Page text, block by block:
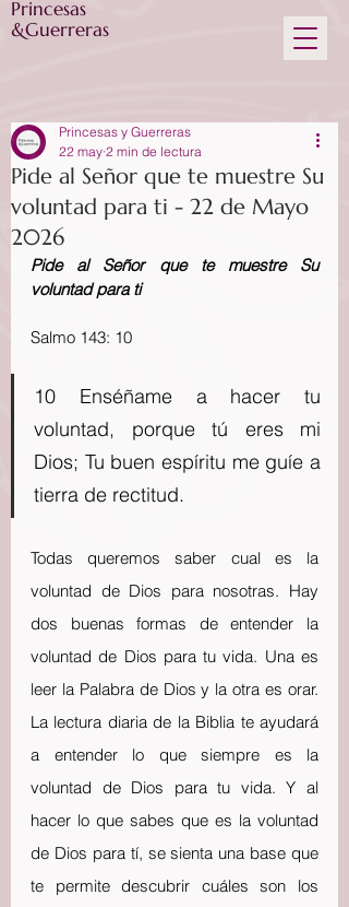
Princesas
&Guerreras
Pide al Señor que te muestre Su
voluntad para ti - 22 de Mayo
2026
Princesas y Guerreras
22 may 2 min de lectura
Pide al Señor que te muestre Su
voluntad para ti
Salmo 143: 10
10 Enséñame a hacer tu
voluntad, porque tú eres mi
Dios; Tu buen espíritu me guíe a
tierra de rectitud.
Todas queremos saber cual es la
voluntad de Dios para nosotras. Hay
dos buenas formas de entender la
voluntad de Dios para tu vida. Una es
leer la Palabra de Dios y la otra es orar.
La lectura diaria de la Biblia te ayudará
a entender lo que siempre es la
voluntad de Dios para tu vida. Y al
hacer lo que sabes que es la voluntad
de Dios para tí, se sienta una base que
te permite descubrir cuáles son los